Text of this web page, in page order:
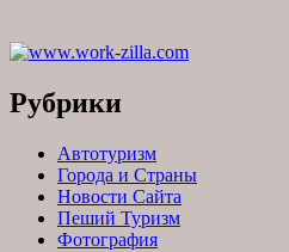
Рубрики
Автотуризм
Города и Страны
Новости Сайта
Пеший Туризм
Фотография